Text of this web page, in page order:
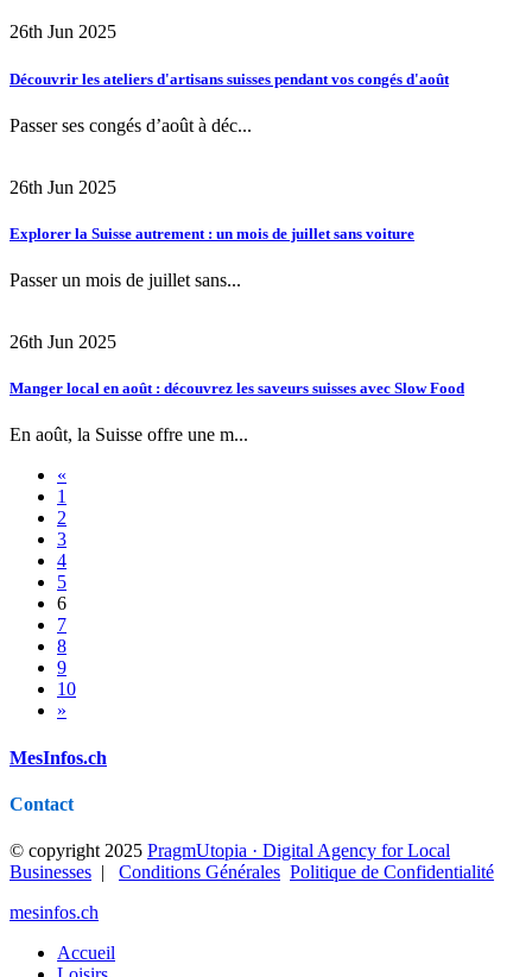
26th Jun 2025
Découvrir les ateliers d'artisans suisses pendant vos congés d'août
Passer ses congés d’août à déc...
26th Jun 2025
Explorer la Suisse autrement : un mois de juillet sans voiture
Passer un mois de juillet sans...
26th Jun 2025
Manger local en août : découvrez les saveurs suisses avec Slow Food
En août, la Suisse offre une m...
«
1
2
3
4
5
6
7
8
9
10
»
MesInfos.ch
Contact
© copyright 2025 PragmUtopia · Digital Agency for Local
Businesses | Conditions Générales Politique de Confidentialité
mesinfos.ch
Accueil